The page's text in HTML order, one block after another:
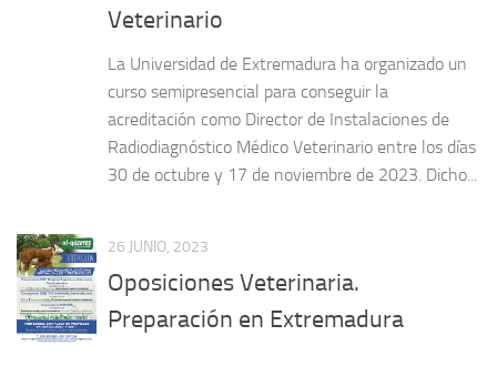
Veterinario
La Universidad de Extremadura ha organizado un
curso semipresencial para conseguir la
acreditación como Director de Instalaciones de
Radiodiagnóstico Médico Veterinario entre los días
30 de octubre y 17 de noviembre de 2023. Dicho...
26 JUNIO, 2023
Oposiciones Veterinaria.
Preparación en Extremadura